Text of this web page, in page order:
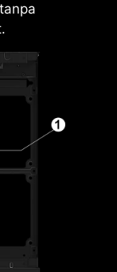
grafis